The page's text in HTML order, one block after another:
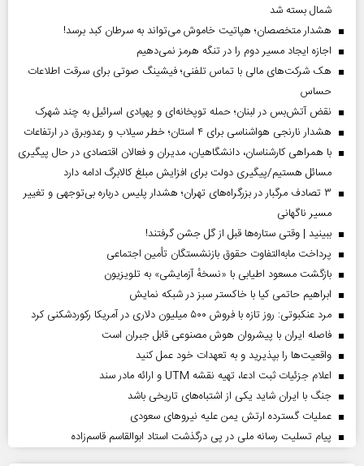
شمال بسته شد
هشدار متخصصان؛ هپاتیت خاموش می‌تواند به سرطان کبد برسد!
اجازه ایجاد مسیر دوم را در تنگه هرمز نمی‌دهیم
هک شرکت‌های مالی با تماس تلفنی؛ فیشینگ صوتی برای سرقت اطلاعات
حساس
نقض آتش‌بس در لبنان؛ حمله توپخانه‌ای و پهپادی اسرائیل به چند شهرک
هشدار نارنجی هواشناسی برای ۴ استان؛ خطر سیلاب و رعدوبرق در ارتفاعات
با همراهی کارشناسان، دانشگاهیان، مدیران و فعالان اقتصادی در حال پیگیری
مسائل هستیم/پیگیری دولت برای افزایش مبلغ کالابرگ ادامه دارد
۳ تصادف مرگبار در بزرگراه‌های تهران؛ هشدار پلیس درباره بی‌توجهی و تغییر
مسیر ناگهانی
ببینید | وقتی ستاره‌ها قبل از گل جشن گرفتند!
پرداخت مابه‌التفاوت حقوق بازنشستگان تأمین اجتماعی
بازگشت مسعود اطیابی با «نسخهٔ آزمایشی» به تلویزیون
ابراهیم حاتمی کیا با خاکستر سبز در شبکه نمایش
مرد عنکبوتی: روز تازه با فروش ۵۰۰ میلیون دلاری در آمریکا رکوردشکنی کرد
فاصله ایران با پیشرو‌ان هوش مصنوعی قابل جبران است
واقعیت‌ها را بپذیرید و به تعهدات خود عمل کنید
اعلام جزئیات ثبت ادعا، تهیه نقشه UTM و ارائه مادر سند
جنگ با ایران شاید یکی از اشتباه‌های تاریخی باشد
عملیات گسترده ارتش یمن علیه نیروهای سعودی
پیام تسلیت رسانه ملی در پی درگذشت استاد ابوالقاسم قاسم‌زاده